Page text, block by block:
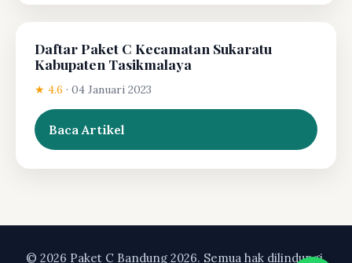
Daftar Paket C Kecamatan Sukaratu
Kabupaten Tasikmalaya
★ 4.6 · 04 Januari 2023
Baca Artikel
© 2026 Paket C Bandung 2026. Semua hak dilindungi.